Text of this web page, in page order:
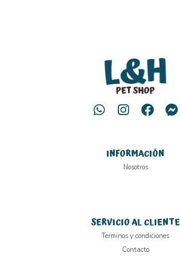
INFORMACIÓN
Nosotros
SERVICIO AL CLIENTE
Terminos y condiciones
Contacto